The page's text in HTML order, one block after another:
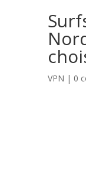
VPN | 0